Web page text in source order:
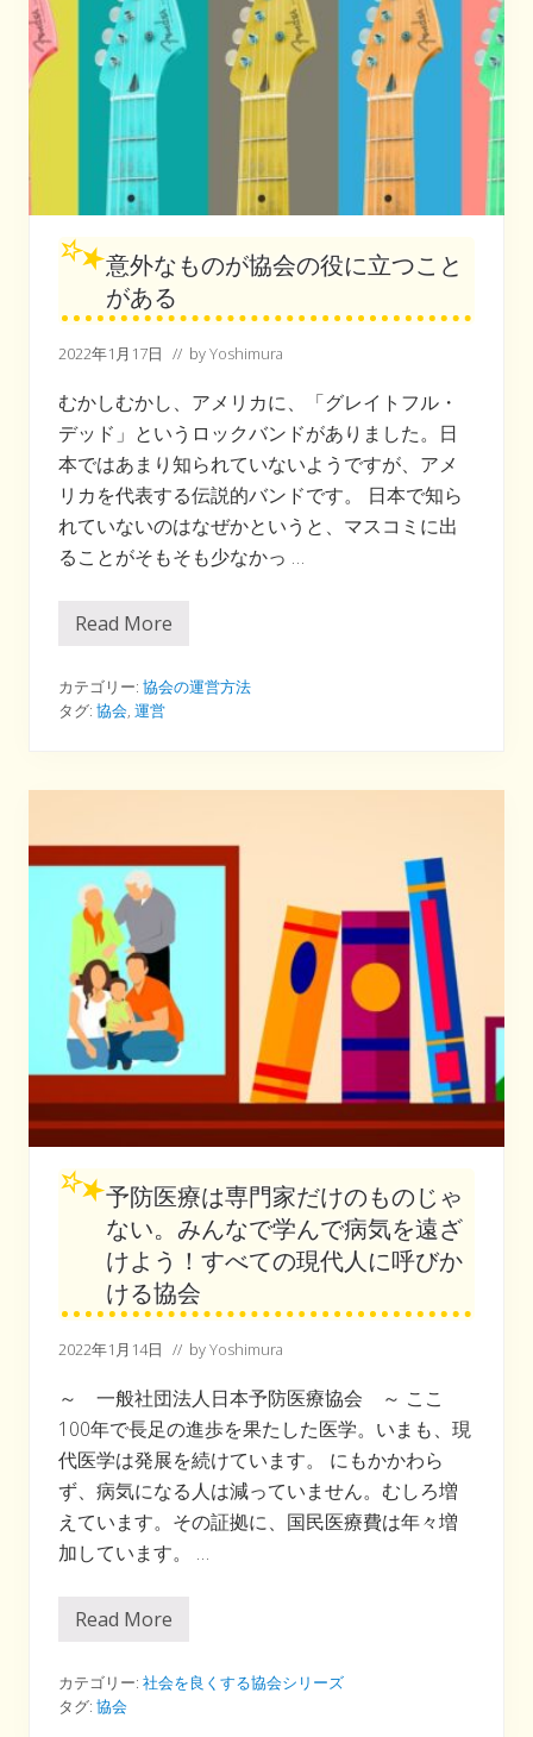
う
違
う
？
意外なものが協会の役に立つこと
がある
2022年1月17日 // byYoshimura
むかしむかし、アメリカに、「グレイトフル・
デッド」というロックバンドがありました。日
本ではあまり知られていないようですが、アメ
リカを代表する伝説的バンドです。 日本で知ら
れていないのはなぜかというと、マスコミに出
ることがそもそも少なかっ …
意
も
の
が
立
つ
こ
と
が
あ
る
Read More
カテゴリー: 協会の運営方法
タグ: 協会 運営
予防医療は専門家だけのものじゃ
ない。みんなで学んで病気を遠ざ
けよう！すべての現代人に呼びか
ける協会
2022年1月14日 // byYoshimura
～ 一般社団法人日本予防医療協会 ～ ここ
100年で長足の進歩を果たした医学。いまも、現
代医学は発展を続けています。 にもかかわら
ず、病気になる人は減っていません。むしろ増
えています。その証拠に、国民医療費は年々増
加しています。 …
予
療
は
専
Read More
カテゴリー: 社会を良くする協会シリーズ
タグ: 協会